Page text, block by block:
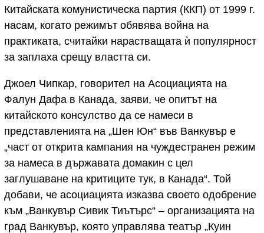
Китайската комунистическа партия (ККП) от 1999 г.
насам, когато режимът обявява война на
практиката, считайки нарастващата ѝ популярност
за заплаха срещу властта си.
Джоел Чипкар, говорител на Асоциацията на
Фалун Дафа в Канада, заяви, че опитът на
китайското консулство да се намеси в
представленията на „Шен Юн“ във Ванкувър е
„част от открита кампания на чуждестранен режим
за намеса в държавата домакин с цел
заглушаване на критиците тук, в Канада“. Той
добави, че асоциацията изказва своето одобрение
към „Ванкувър Сивик Тиътърс“ – организацията на
град Ванкувър, която управлява театър „Куин